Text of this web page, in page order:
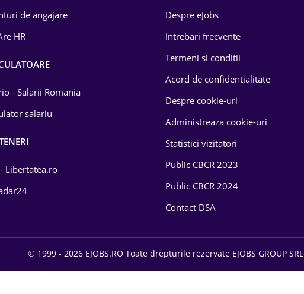
de angajare
HR
- Salarii Romania
salariu
Libertatea.ro
Despre eJobs
Intrebari frecvente
Termeni si conditii
Acord de confidentialitate
Despre cookie-uri
Administreaza cookie-uri
Statistici vizitatori
Public CBCR 2023
Public CBCR 2024
Contact DSA
© 1999 - 2026 EJOBS.RO Toate drepturile rezervate EJOBS GROUP SRL